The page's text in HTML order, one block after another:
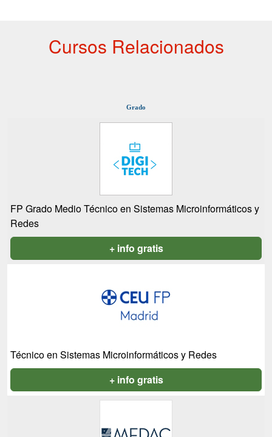
Cursos Relacionados
Grado
FP Grado Medio Técnico en Sistemas Microinformáticos y
Redes
+ info gratis
Técnico en Sistemas Microinformáticos y Redes
+ info gratis